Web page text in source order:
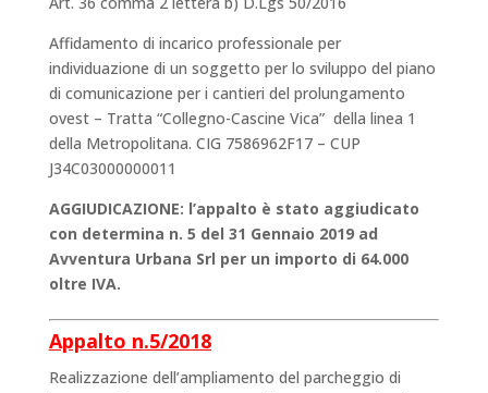
Affidamento di incarico professionale per
individuazione di un soggetto per lo sviluppo del piano
di comunicazione per i cantieri del prolungamento
ovest – Tratta “Collegno-Cascine Vica” della linea 1
della Metropolitana. CIG 7586962F17 – CUP
J34C03000000011
AGGIUDICAZIONE: l’appalto è stato aggiudicato
con determina n. 5 del 31 Gennaio 2019 ad
Avventura Urbana Srl per un importo di 64.000
oltre IVA.
Appalto n.5/2018
Realizzazione dell’ampliamento del parcheggio di